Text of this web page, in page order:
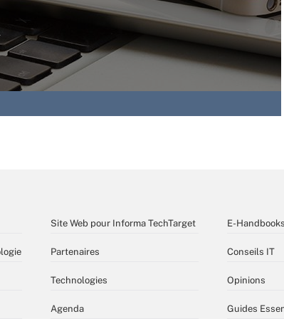
Site Web pour Informa TechTarget
Partenaires
Technologies
Agenda
E-Handbooks
Conseils IT
Opinions
Guides